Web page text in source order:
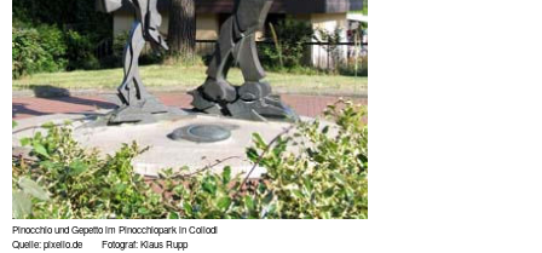
Pinocchio und Gepetto im Pinocchiopark in Collodi
Quelle: pixelio.de Fotograf: Klaus Rupp